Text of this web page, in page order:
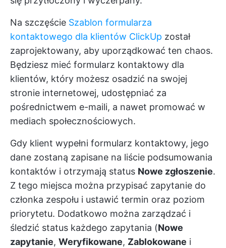
Na szczęście Szablon formularza
kontaktowego dla klientów ClickUp został
zaprojektowany, aby uporządkować ten chaos.
Będziesz mieć formularz kontaktowy dla
klientów, który możesz osadzić na swojej
stronie internetowej, udostępniać za
pośrednictwem e-maili, a nawet promować w
mediach społecznościowych.
Gdy klient wypełni formularz kontaktowy, jego
dane zostaną zapisane na liście podsumowania
kontaktów i otrzymają status Nowe zgłoszenie.
Z tego miejsca można przypisać zapytanie do
członka zespołu i ustawić termin oraz poziom
priorytetu. Dodatkowo można zarządzać i
śledzić status każdego zapytania (Nowe
zapytanie, Weryfikowane, Zablokowane i